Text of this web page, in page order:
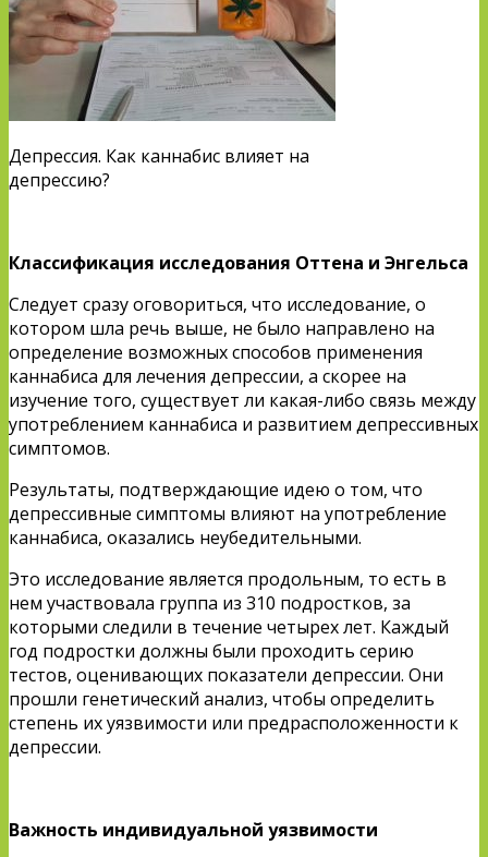
Депрессия. Как каннабис влияет на
депрессию?
Классификация исследования Оттена и Энгельса
Следует сразу оговориться, что исследование, о
котором шла речь выше, не было направлено на
определение возможных способов применения
каннабиса для лечения депрессии, а скорее на
изучение того, существует ли какая-либо связь между
употреблением каннабиса и развитием депрессивных
симптомов.
Результаты, подтверждающие идею о том, что
депрессивные симптомы влияют на употребление
каннабиса, оказались неубедительными.
Это исследование является продольным, то есть в
нем участвовала группа из 310 подростков, за
которыми следили в течение четырех лет. Каждый
год подростки должны были проходить серию
тестов, оценивающих показатели депрессии. Они
прошли генетический анализ, чтобы определить
степень их уязвимости или предрасположенности к
депрессии.
Важность индивидуальной уязвимости